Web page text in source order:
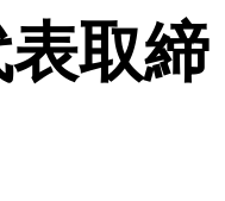
取締